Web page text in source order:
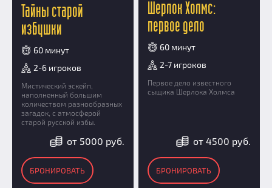
Тайны старой
избушки
60 минут
2-6 игроков
Мистический эскейп,
наполненный большим
количеством разнообразных
загадок, с атмосферой
старой русской избы.
от 5000 руб.
БРОНИРОВАТЬ
Шерлок Холмс:
первое дело
60 минут
2-7 игроков
Первое дело известного
сыщика Шерлока Холмса
от 4500 руб.
БРОНИРОВАТЬ